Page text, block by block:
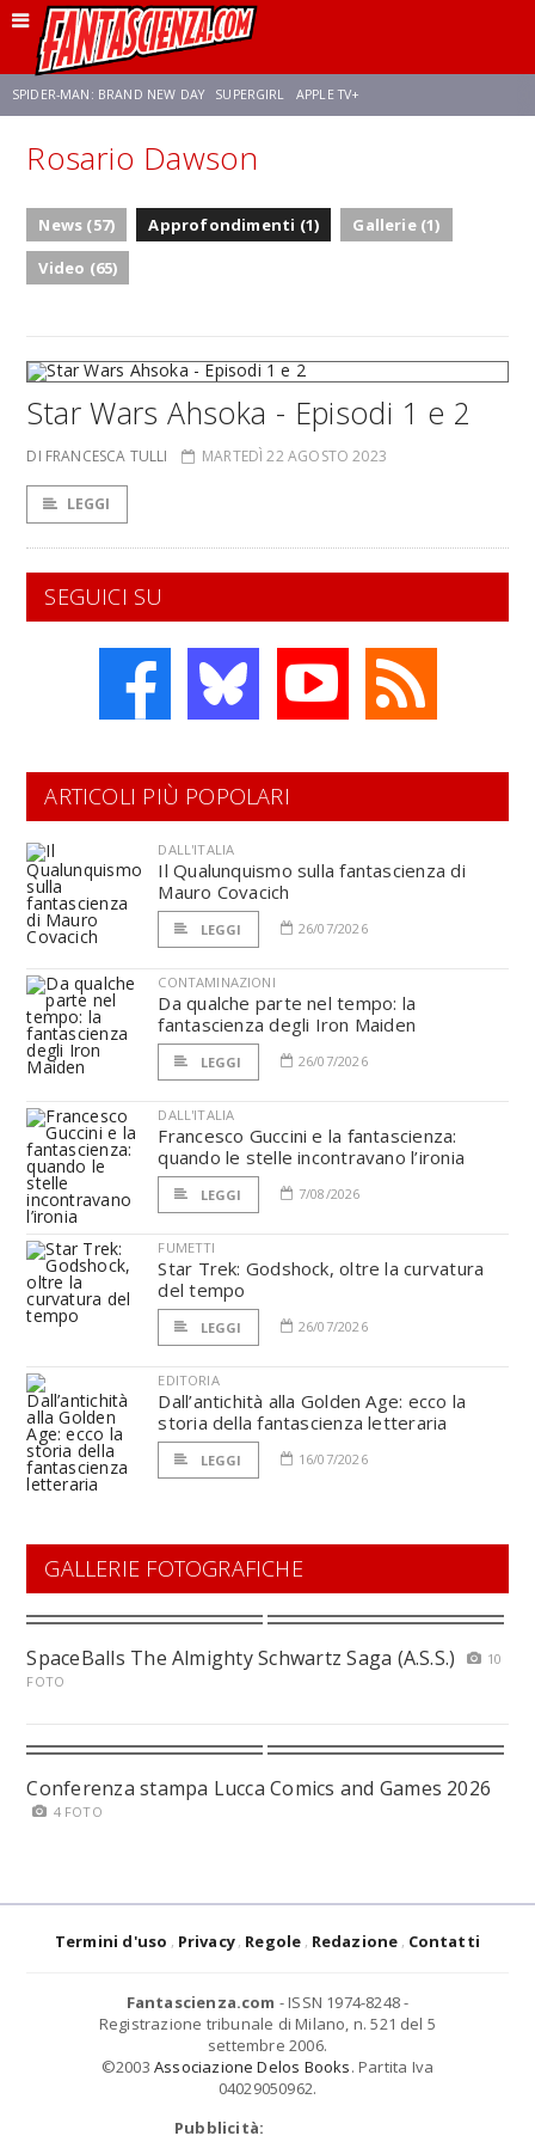
SPIDER-MAN: BRAND NEW DAY SUPERGIRL APPLE TV+
FRANCO RICCIARDIELLO ZENDAYA AVENGERS: DOOMSDAY
NETFLIX SADIE SINK
Rosario Dawson
News (57) Approfondimenti (1)
Gallerie (1)
Video (65)
Star Wars Ahsoka - Episodi 1 e 2
DI FRANCESCA TULLI MARTEDÌ 22 AGOSTO 2023
LEGGI
SEGUICI SU
ARTICOLI PIÙ POPOLARI
DALL'ITALIA
Il Qualunquismo sulla fantascienza di
Mauro Covacich
LEGGI 26/07/2026
CONTAMINAZIONI
Da qualche parte nel tempo: la
fantascienza degli Iron Maiden
LEGGI 26/07/2026
DALL'ITALIA
Francesco Guccini e la fantascienza:
quando le stelle incontravano l’ironia
LEGGI 7/08/2026
FUMETTI
Star Trek: Godshock, oltre la curvatura
del tempo
LEGGI 26/07/2026
EDITORIA
Dall’antichità alla Golden Age: ecco la
storia della fantascienza letteraria
LEGGI 16/07/2026
GALLERIE FOTOGRAFICHE
SpaceBalls The Almighty Schwartz Saga (A.S.S.)
10
FOTO
Conferenza stampa Lucca Comics and Games 2026
4 FOTO
Termini d'uso Privacy Regole Redazione Contatti
Fantascienza.com - ISSN 1974-8248 -
Registrazione tribunale di Milano, n. 521 del 5
settembre 2006.
©2003 Associazione Delos Books. Partita Iva
04029050962.
Pubblicità: